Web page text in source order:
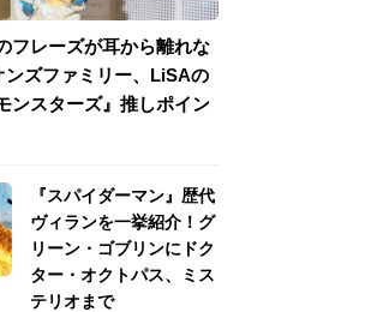
フレーズが耳から離れな
ンズファミリー、LiSAの
ンスターズ』推しポイン
『スパイダーマン』歴代
ヴィランを一挙紹介！グ
リーン・ゴブリンにドク
ター・オクトパス、ミス
テリオまで